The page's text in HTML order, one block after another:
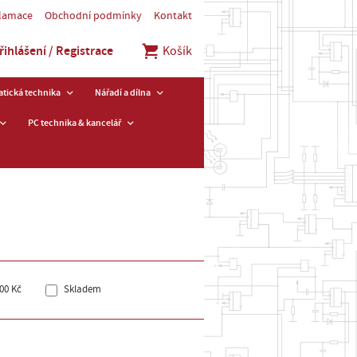
Obchodní podmínky Kontakt
/ Registrace Košík
technika Nářadí a dílna
PC technika & kancelář
Kč Skladem